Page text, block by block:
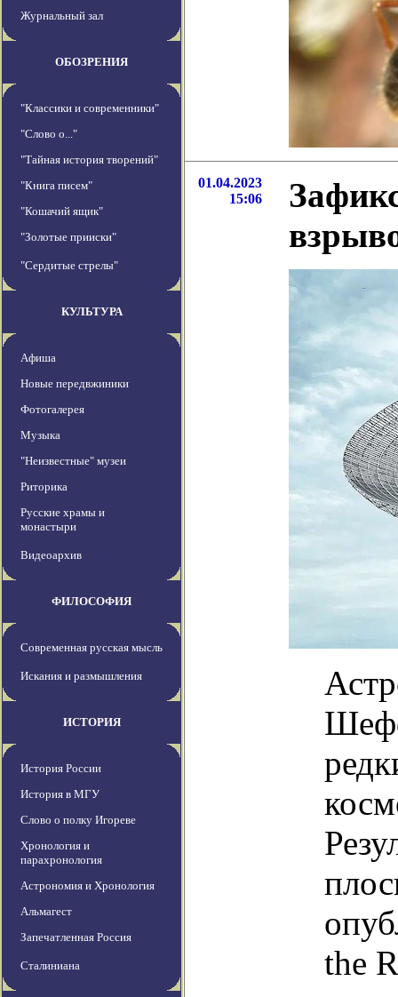
Журнальный зал
ОБОЗРЕНИЯ
"Классики и современники"
"Слово о..."
"Тайная история творений"
"Книга писем"
"Кошачий ящик"
"Золотые прииски"
"Сердитые стрелы"
КУЛЬТУРА
Афиша
Новые передвжиники
Фотогалерея
Музыка
"Неизвестные" музеи
Риторика
Русские храмы и
монастыри
Видеоархив
ФИЛОСОФИЯ
Современная русская мысль
Искания и размышления
ИСТОРИЯ
История России
История в МГУ
Слово о полку Игореве
Хронология и
парахронология
Астрономия и Хронология
Альмагест
Запечатленная Россия
Сталиниана
01.04.2023
15:06
the